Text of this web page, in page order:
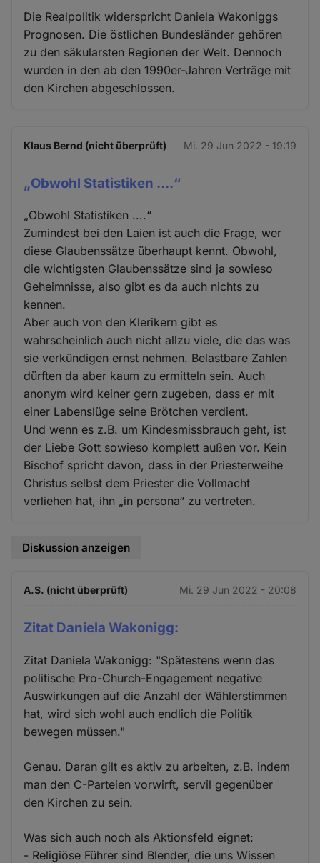
Die Realpolitik widerspricht Daniela Wakoniggs
Prognosen. Die östlichen Bundesländer gehören
zu den säkularsten Regionen der Welt. Dennoch
wurden in den ab den 1990er-Jahren Verträge mit
den Kirchen abgeschlossen.
Klaus Bernd (nicht überprüft) Mi. 29 Jun 2022 - 19:19
„Obwohl Statistiken ....“
„Obwohl Statistiken ....“
Zumindest bei den Laien ist auch die Frage, wer
diese Glaubenssätze überhaupt kennt. Obwohl,
die wichtigsten Glaubenssätze sind ja sowieso
Geheimnisse, also gibt es da auch nichts zu
kennen.
Aber auch von den Klerikern gibt es
wahrscheinlich auch nicht allzu viele, die das was
sie verkündigen ernst nehmen. Belastbare Zahlen
dürften da aber kaum zu ermitteln sein. Auch
anonym wird keiner gern zugeben, dass er mit
einer Labenslüge seine Brötchen verdient.
Und wenn es z.B. um Kindesmissbrauch geht, ist
der Liebe Gott sowieso komplett außen vor. Kein
Bischof spricht davon, dass in der Priesterweihe
Christus selbst dem Priester die Vollmacht
verliehen hat, ihn „in persona“ zu vertreten.
Diskussion anzeigen
A.S. (nicht überprüft) Mi. 29 Jun 2022 - 20:08
Zitat Daniela Wakonigg:
Zitat Daniela Wakonigg: "Spätestens wenn das
politische Pro-Church-Engagement negative
Auswirkungen auf die Anzahl der Wählerstimmen
hat, wird sich wohl auch endlich die Politik
bewegen müssen."
Genau. Daran gilt es aktiv zu arbeiten, z.B. indem
man den C-Parteien vorwirft, servil gegenüber
den Kirchen zu sein.
Was sich auch noch als Aktionsfeld eignet:
- Religiöse Führer sind Blender, die uns Wissen